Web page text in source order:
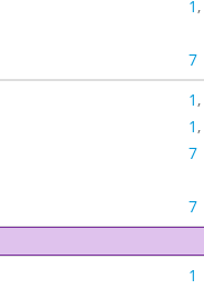
1,
7
1,
1,
7
7
1